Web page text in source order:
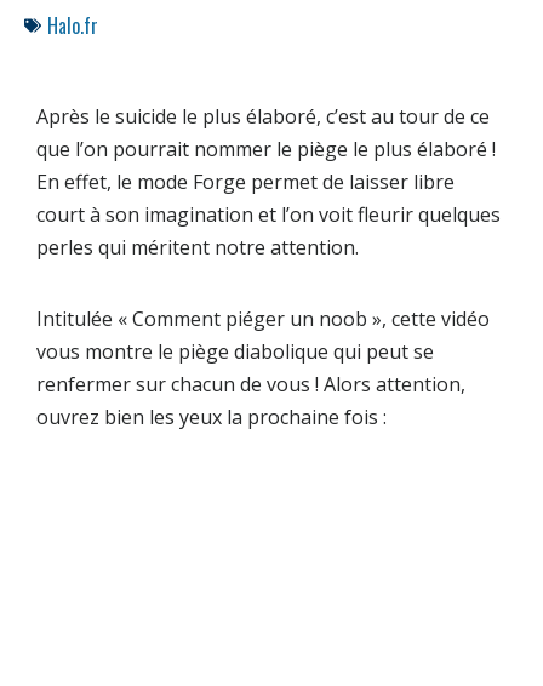
Halo.fr
Après le suicide le plus élaboré, c’est au tour de ce
que l’on pourrait nommer le piège le plus élaboré !
En effet, le mode Forge permet de laisser libre
court à son imagination et l’on voit fleurir quelques
perles qui méritent notre attention.
Intitulée « Comment piéger un noob », cette vidéo
vous montre le piège diabolique qui peut se
renfermer sur chacun de vous ! Alors attention,
ouvrez bien les yeux la prochaine fois :